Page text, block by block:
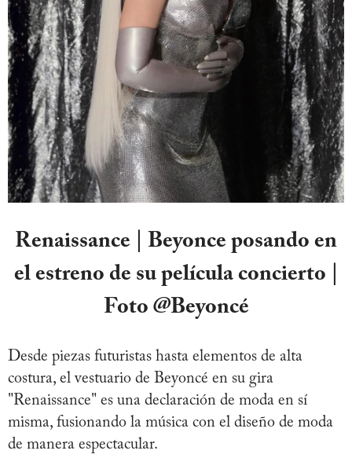
Renaissance | Beyonce posando en
el estreno de su película concierto |
Foto @Beyoncé
Desde piezas futuristas hasta elementos de alta
costura, el vestuario de Beyoncé en su gira
"Renaissance" es una declaración de moda en sí
misma, fusionando la música con el diseño de moda
de manera espectacular.